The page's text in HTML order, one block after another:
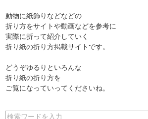
動物に紙飾りなどなどの
折り方をサイトや動画などを参考に
実際に折って紹介していく
折り紙の折り方掲載サイトです。
どうぞゆるりといろんな
折り紙の折り方を
ご覧になっていってくださいね。